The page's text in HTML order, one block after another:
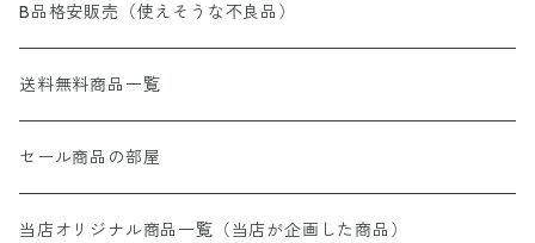
B品格安販売（使えそうな不良品）
送料無料商品一覧
セール商品の部屋
当店オリジナル商品一覧（当店が企画した商品）